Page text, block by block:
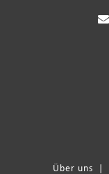
Über uns